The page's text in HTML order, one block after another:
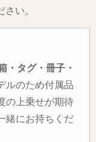
い。
・タグ・冊子・
ルのため付属品
の上乗せが期待
緒にお持ちくだ